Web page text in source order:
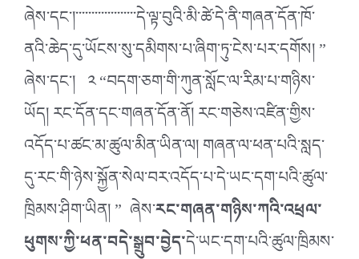
ཞེས་དང་།་་་་་་་་་་་་་་་་་་་དེ་ལྟ་བུའི་མི་ཚེ་དེ་ནི་གཞན་དོན་ཁོ་
ནའི་ཆེད་དུ་ཡོངས་སུ་དམིགས་པ་ཞིག་ཏུ་ངེས་པར་དགོས། ”
ཞེས་དང་། ༢ “བདག་ཅག་གི་ཀུན་སློང་ལ་རིམ་པ་གཉིས་
ཡོད། རང་དོན་དང་གཞན་དོན་ནོ། རང་གཅེས་འཛིན་གྱིས་
འདོད་པ་ཚང་མ་ཚུལ་མིན་ཡིན་ལ། གཞན་ལ་ཕན་པའི་སླད་
དུ་རང་གི་ཉེས་སྐྱོན་སེལ་བར་འདོད་པ་དེ་ཡང་དག་པའི་ཚུལ་
ཁྲིམས་ཤིག་ཡིན། ” ཞེས་རང་གཞན་གཉིས་ཀའི་འཕྲལ་
ཕུགས་ཀྱི་ཕན་བདེ་སྒྲུབ་བྱེད་དེ་ཡང་དག་པའི་ཚུལ་ཁྲིམས་